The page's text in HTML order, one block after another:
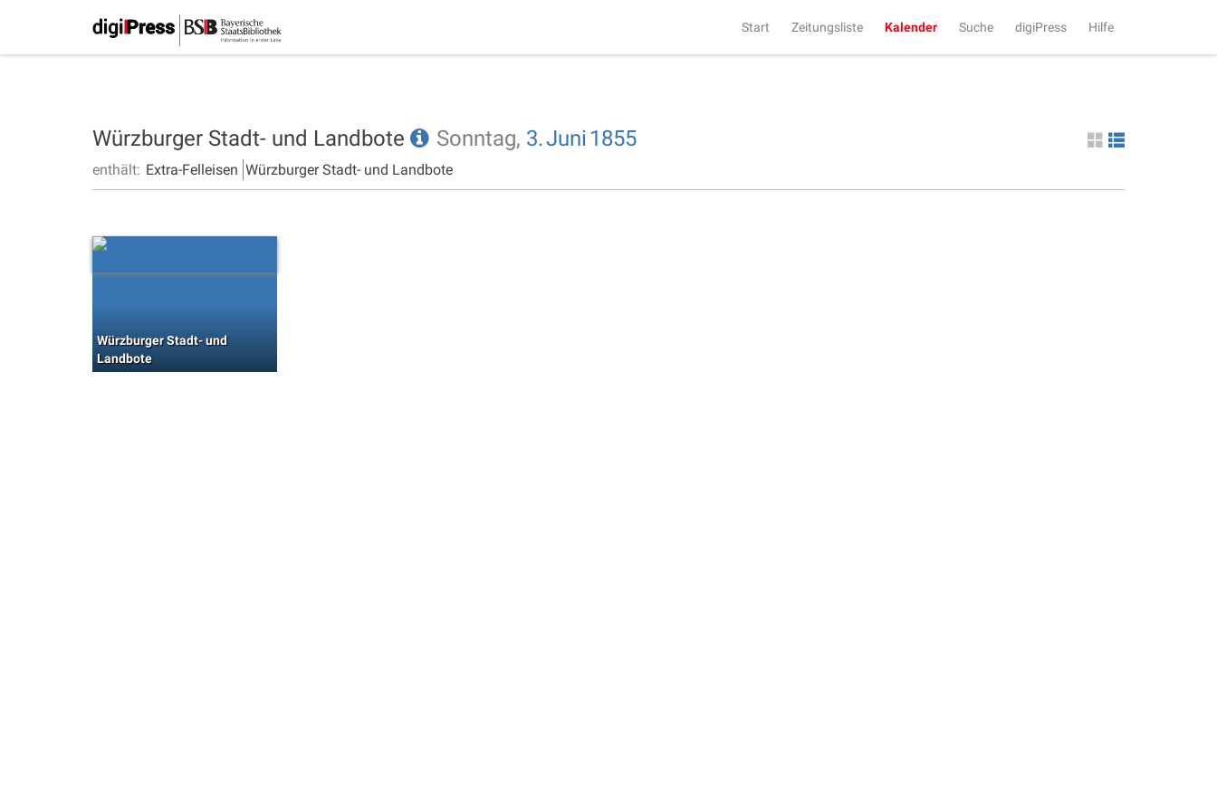
Start Zeitungsliste Kalender Suche digiPress Hilfe
Würzburger Stadt- und Landbote Sonntag, 3.Juni 1855
enthält: Extra-Felleisen Würzburger Stadt- und Landbote
Würzburger Stadt- und
Landbote